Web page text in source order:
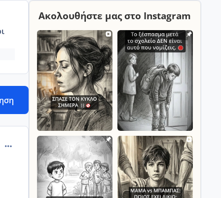
comment_13709
Ακολουθήστε μας στο Instagram